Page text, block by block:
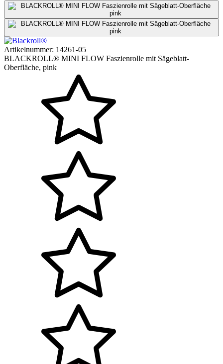
Artikelnummer: 14261-05
BLACKROLL® MINI FLOW Faszienrolle mit Sägeblatt-
Oberfläche, pink